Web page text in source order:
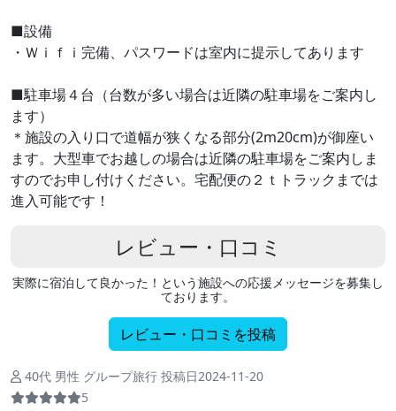
■設備
・Ｗｉｆｉ完備、パスワードは室内に提示してあります
■駐車場４台（台数が多い場合は近隣の駐車場をご案内し
ます）
＊施設の入り口で道幅が狭くなる部分(2m20cm)が御座い
ます。大型車でお越しの場合は近隣の駐車場をご案内しま
すのでお申し付けください。宅配便の２ｔトラックまでは
進入可能です！
レビュー・口コミ
実際に宿泊して良かった！という施設への応援メッセージを募集し
ております。
レビュー・口コミを投稿
40代 男性 グループ旅行 投稿日2024-11-20
5